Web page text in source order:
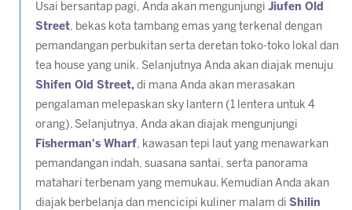
Usai bersantap pagi, Anda akan mengunjungi Jiufen Old
Street, bekas kota tambang emas yang terkenal dengan
pemandangan perbukitan serta deretan toko-toko lokal dan
tea house yang unik. Selanjutnya Anda akan diajak menuju
Shifen Old Street, di mana Anda akan merasakan
pengalaman melepaskan sky lantern (1 lentera untuk 4
orang). Selanjutnya, Anda akan diajak mengunjungi
Fisherman's Wharf, kawasan tepi laut yang menawarkan
pemandangan indah, suasana santai, serta panorama
matahari terbenam yang memukau. Kemudian Anda akan
diajak berbelanja dan mencicipi kuliner malam di Shilin